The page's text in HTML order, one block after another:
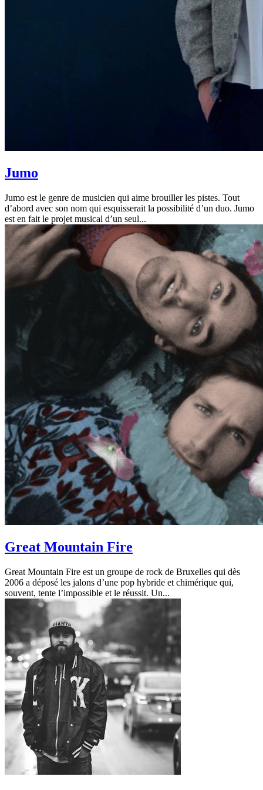
Jumo
Jumo est le genre de musicien qui aime brouiller les pistes. Tout
d’abord avec son nom qui esquisserait la possibilité d’un duo. Jumo
est en fait le projet musical d’un seul...
Great Mountain Fire
Great Mountain Fire est un groupe de rock de Bruxelles qui dès
2006 a déposé les jalons d’une pop hybride et chimérique qui,
souvent, tente l’impossible et le réussit. Un...